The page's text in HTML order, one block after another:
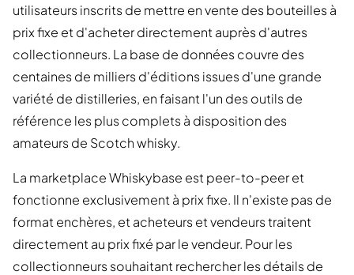
utilisateurs inscrits de mettre en vente des bouteilles à
prix fixe et d'acheter directement auprès d'autres
collectionneurs. La base de données couvre des
centaines de milliers d'éditions issues d'une grande
variété de distilleries, en faisant l'un des outils de
référence les plus complets à disposition des
amateurs de Scotch whisky.
La marketplace Whiskybase est peer-to-peer et
fonctionne exclusivement à prix fixe. Il n'existe pas de
format enchères, et acheteurs et vendeurs traitent
directement au prix fixé par le vendeur. Pour les
collectionneurs souhaitant rechercher les détails de